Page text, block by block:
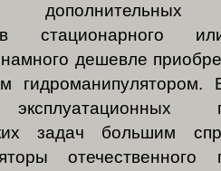
стационарного
дешевле
гидроманипулятором.
задач большим
отечественного